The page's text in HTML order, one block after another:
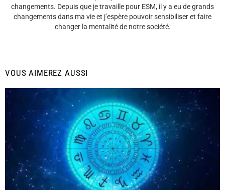
changements. Depuis que je travaille pour ESM, il y a eu de grands
changements dans ma vie et j’espère pouvoir sensibiliser et faire
changer la mentalité de notre société.
VOUS AIMEREZ AUSSI